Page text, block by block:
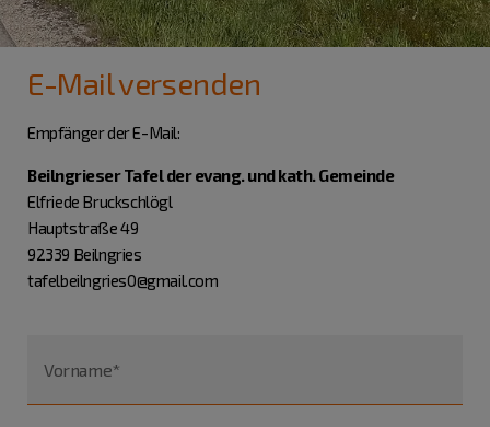
E-Mail versenden
Empfänger der E-Mail:
Beilngrieser Tafel der evang. und kath. Gemeinde
Elfriede Bruckschlögl
Hauptstraße 49
92339 Beilngries
tafelbeilngries0@gmail.com
Vorname*